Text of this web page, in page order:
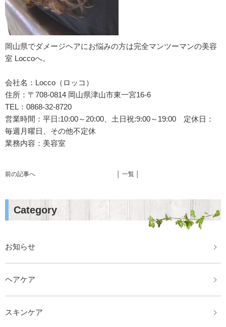
岡山県でダメージヘアにお悩みの方は完全マンツーマンの美容
室 Loccoへ。
会社名：Locco（ロッコ）
住所：〒708-0814 岡山県津山市東一宮16-6
TEL：0868-32-8720
営業時間：平日:10:00～20:00、土日祝:9:00～19:00 定休日：
毎週月曜日、その他不定休
業務内容：美容室
前の記事へ │ 一覧 │
Category
お知らせ
ヘアケア
スキンケア